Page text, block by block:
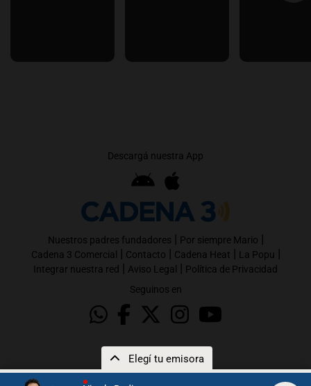
Elegí tu emisora
Descargá nuestra App
Nuestros padres fundadores | Por siempre Mario |
Cadena 3 Comercial | Contacto | Cadena Heat | La Popu |
Integrar nuestra red | Aviso Legal | Política de Privacidad
Seguinos en